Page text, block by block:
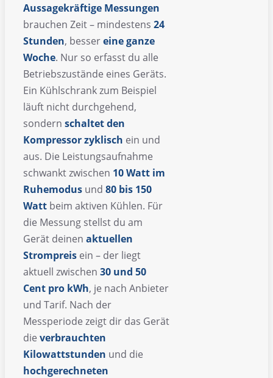
Aussagekräftige Messungen
brauchen Zeit – mindestens 24
Stunden, bessereine ganze
Woche. Nur so erfasst du alle
Betriebszustände eines Geräts.
Ein Kühlschrank zum Beispiel
läuft nicht durchgehend,
sondern schaltet den
Kompressor zyklisch ein und
aus. Die Leistungsaufnahme
schwankt zwischen 10 Watt im
Ruhemodus und 80 bis 150
Watt beim aktiven Kühlen. Für
die Messung stellst du am
Gerät deinen aktuellen
Strompreis ein – der liegt
aktuell zwischen 30 und 50
Cent pro kWh, je nach Anbieter
und Tarif. Nach der
Messperiode zeigt dir das Gerät
die verbrauchten
Kilowattstunden und die
hochgerechneten